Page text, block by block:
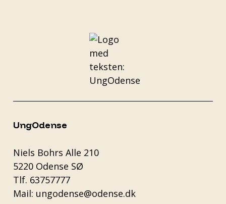
UngOdense
Niels Bohrs Alle 210
5220 Odense SØ
Tlf. 63757777
Mail: ungodense@odense.dk